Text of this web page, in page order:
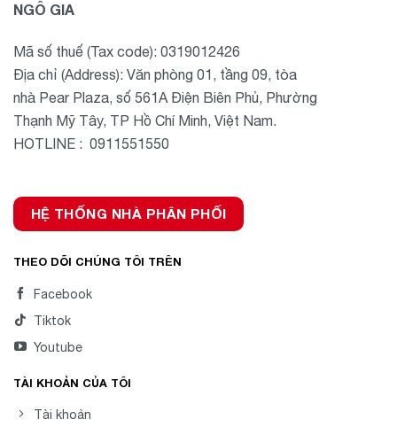
NGÔ GIA
Mã số thuế (Tax code): 0319012426
Địa chỉ (Address): Văn phòng 01, tầng 09, tòa
nhà Pear Plaza, số 561A Điện Biên Phủ, Phường
Thạnh Mỹ Tây, TP Hồ Chí Minh, Việt Nam.
HOTLINE : 0911551550
HỆ THỐNG NHÀ PHÂN PHỐI
THEO DÕI CHÚNG TÔI TRÊN
Facebook
Tiktok
Youtube
TÀI KHOẢN CỦA TÔI
Tài khoản